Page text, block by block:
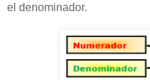
el denominador.